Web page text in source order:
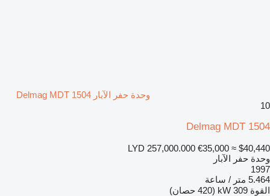
وحدة حفر الآبار Delmag MDT 1504
10
Delmag MDT 1504
LYD 257,000.000 €35,000 ≈ $40,440
وحدة حفر الآبار
1997
5.464 متر / ساعة
القوة 309 kW (420 حصان)